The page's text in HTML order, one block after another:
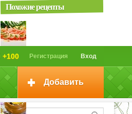
Вход
Регистрация
+100
Добавить
Похожие рецепты
Горячая закуска из яиц